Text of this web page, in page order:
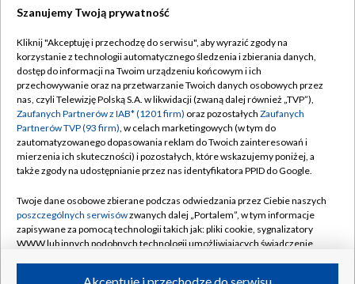
TVP
Abonament TVP
Emisja w TVP
Centrum informacji TVP
Naziemna Telewizja Cyfrowa
Rada Programowa
System NOS
Informacje o nadawcy
Regulamin TVP
Polityka prywatności
Moje zgody
Pomoc
Kontakt
Kanały
Szanujemy Twoją prywatność
Kliknij "Akceptuję i przechodzę do serwisu", aby wyrazić zgody na
korzystanie z technologii automatycznego śledzenia i zbierania danych,
dostęp do informacji na Twoim urządzeniu końcowym i ich
przechowywanie oraz na przetwarzanie Twoich danych osobowych przez
nas, czyli Telewizję Polską S.A. w likwidacji (zwaną dalej również „TVP”),
Zaufanych Partnerów z IAB* (1201 firm) oraz pozostałych Zaufanych
Partnerów TVP (93 firm), w celach marketingowych (w tym do
zautomatyzowanego dopasowania reklam do Twoich zainteresowań i
mierzenia ich skuteczności) i pozostałych, które wskazujemy poniżej, a
także zgody na udostępnianie przez nas identyfikatora PPID do Google.
Twoje dane osobowe zbierane podczas odwiedzania przez Ciebie naszych
poszczególnych serwisówzwanych dalej „Portalem”, w tym informacje
zapisywane za pomocą technologii takich jak: pliki cookie, sygnalizatory
WWW lub innych podobnych technologii umożliwiających świadczenie